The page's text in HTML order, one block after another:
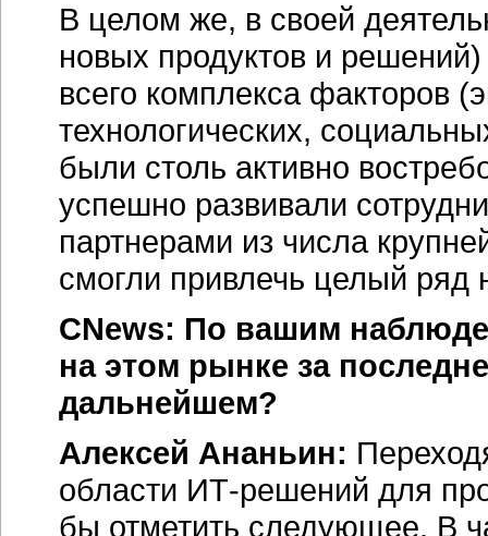
В целом же, в своей
новых продуктов и
всего комплекса факторов
технологических,
были столь активно
успешно развивали
партнерами из числа
смогли привлечь целый ряд
CNews: По вашим
на этом рынке за
дальнейшем?
Алексей Ананьин:
области ИТ-решений для
бы отметить следующее. В